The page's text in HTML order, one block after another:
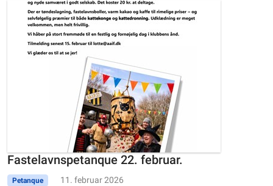
Fastelavnspetanque 22. februar.
Petanque 11. februar 2026